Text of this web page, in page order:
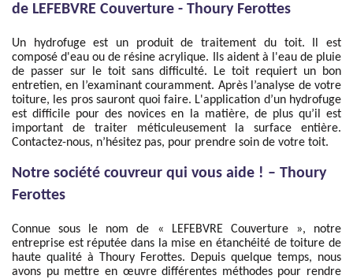
de LEFEBVRE Couverture - Thoury Ferottes
Un hydrofuge est un produit de traitement du toit. Il est
composé d'eau ou de résine acrylique. Ils aident à l'eau de pluie
de passer sur le toit sans difficulté. Le toit requiert un bon
entretien, en l’examinant couramment. Après l’analyse de votre
toiture, les pros sauront quoi faire. L'application d’un hydrofuge
est difficile pour des novices en la matière, de plus qu’il est
important de traiter méticuleusement la surface entière.
Contactez-nous, n’hésitez pas, pour prendre soin de votre toit.
Notre société couvreur qui vous aide ! – Thoury
Ferottes
Connue sous le nom de « LEFEBVRE Couverture », notre
entreprise est réputée dans la mise en étanchéité de toiture de
haute qualité à Thoury Ferottes. Depuis quelque temps, nous
avons pu mettre en œuvre différentes méthodes pour rendre